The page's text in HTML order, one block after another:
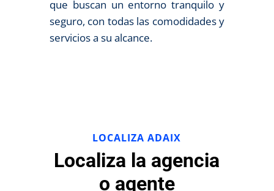
que buscan un entorno tranquilo y
seguro, con todas las comodidades y
servicios a su alcance.
LOCALIZA ADAIX
Localiza la agencia
o agente